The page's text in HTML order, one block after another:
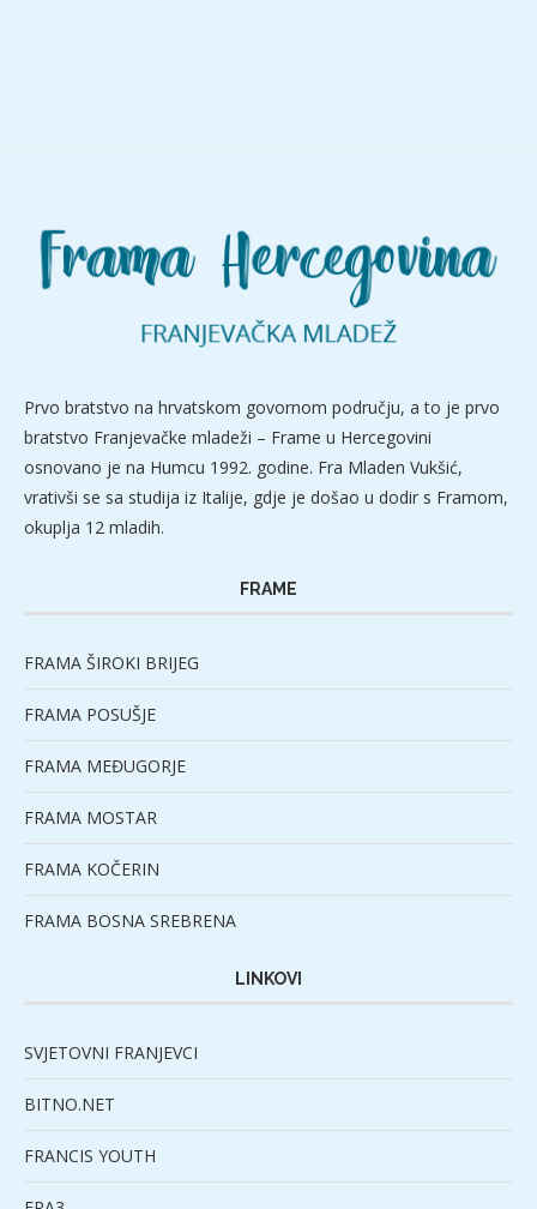
Prvo bratstvo na hrvatskom govornom području, a to je prvo
bratstvo Franjevačke mladeži – Frame u Hercegovini
osnovano je na Humcu 1992. godine. Fra Mladen Vukšić,
vrativši se sa studija iz Italije, gdje je došao u dodir s Framom,
okuplja 12 mladih.
FRAME
FRAMA ŠIROKI BRIJEG
FRAMA POSUŠJE
FRAMA MEĐUGORJE
FRAMA MOSTAR
FRAMA KOČERIN
FRAMA BOSNA SREBRENA
LINKOVI
SVJETOVNI FRANJEVCI
BITNO.NET
FRANCIS YOUTH